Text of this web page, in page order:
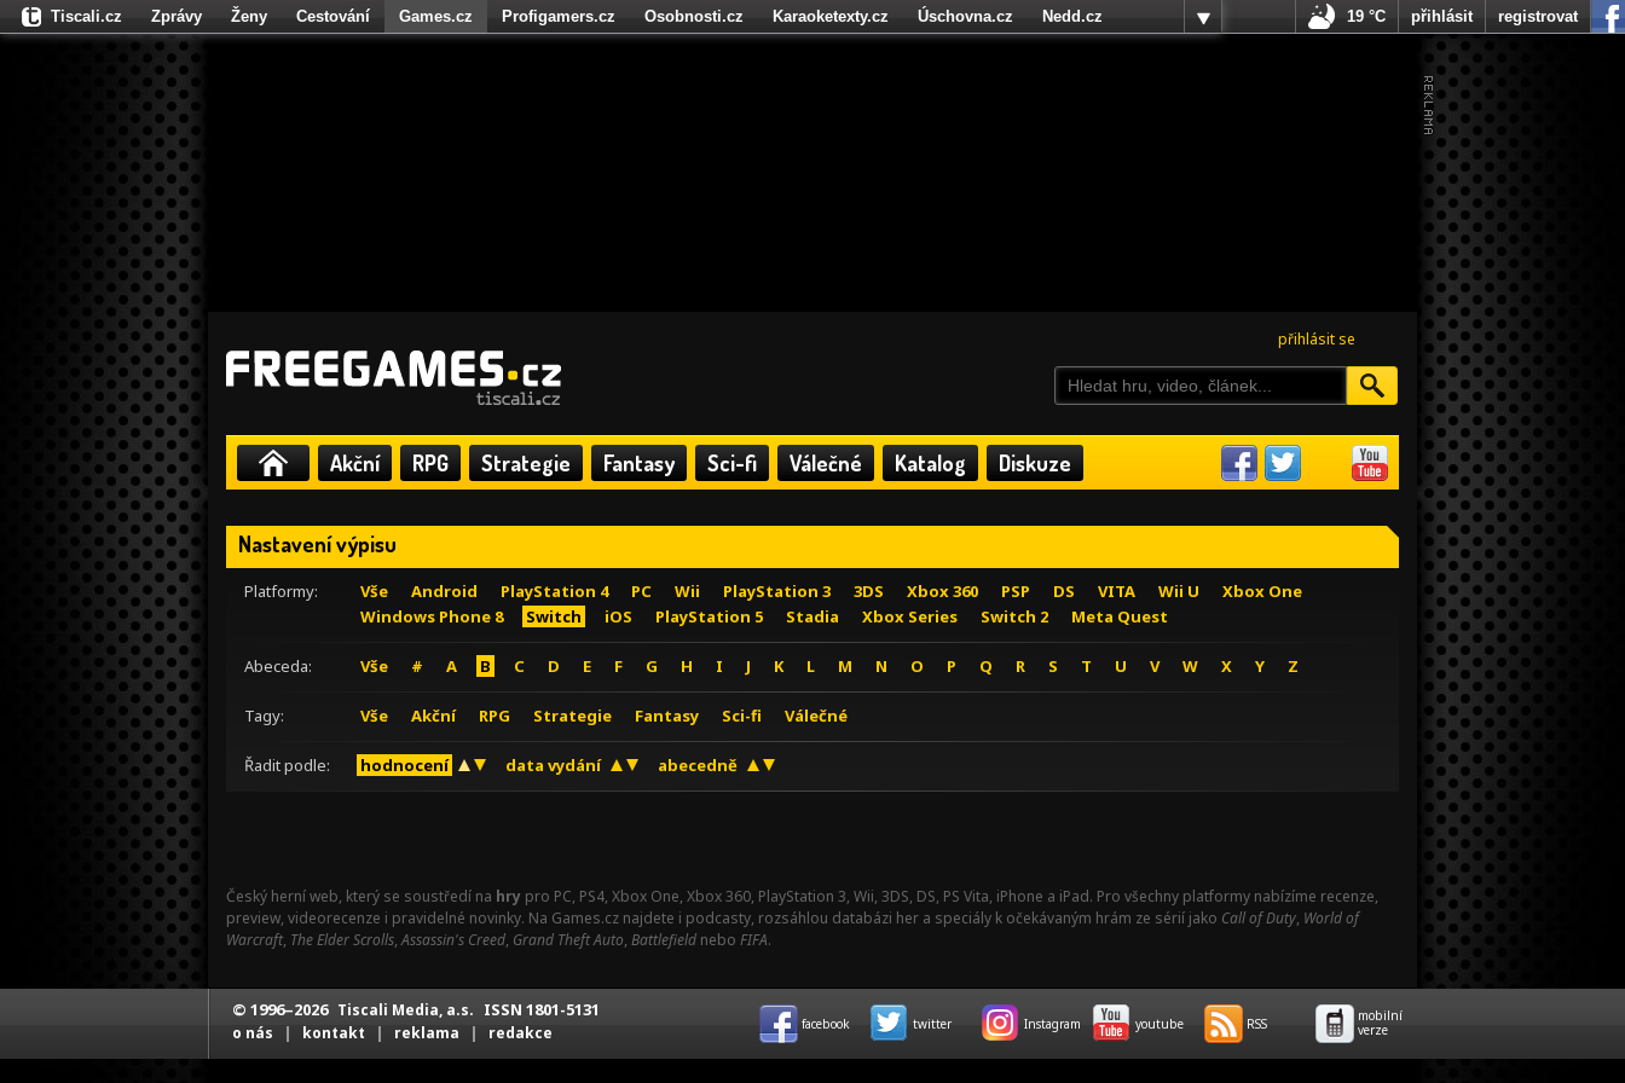
přihlásit se
Akční RPG Strategie Fantasy Sci-fi Válečné Katalog Diskuze
Nastavení výpisu
Platformy: Vše Android PlayStation 4 PC Wii PlayStation 3 3DS Xbox 360 PSP DS VITA Wii U
Xbox One
Windows Phone 8
Switch iOS PlayStation 5 Stadia Xbox Series Switch 2 Meta Quest
Abeceda: Vše # A B C D E F G H I J K L M N O P Q R S T U V W X Y Z
Tagy: Vše Akční RPG Strategie Fantasy Sci-fi Válečné
Řadit podle: hodnocení data vydání abecedně
Český herní web, který se soustředí na hry pro PC, PS4, Xbox One, Xbox 360, PlayStation 3, Wii, 3DS, DS, PS Vita, iPhone a iPad. Pro všechny platformy nabízíme recenze,
preview, videorecenze i pravidelné novinky. Na Games.cz najdete i podcasty, rozsáhlou databázi her a speciály k očekávaným hrám ze sérií jako Call of Duty, World of
Warcraft, The Elder Scrolls,Assassin's Creed, Grand Theft Auto, Battlefield nebo FIFA.
Tiscali.cz Zprávy Ženy Cestování Games.cz Profigamers.cz Osobnosti.cz Karaoketexty.cz Úschovna.cz
Nedd.cz
Fights.cz
19 °C přihlásit registrovat
© 1996–2026 Tiscali Media, a.s. ISSN 1801-5131
o nás | kontakt | reklama | redakce facebook twitter Instagram youtube RSS
mobilní
verze